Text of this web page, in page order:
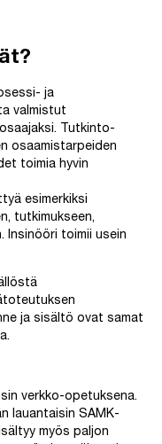
ja
valmistut
Tutkinto-
osaamistarpeiden
toimia hyvin
esimerkiksi
tutkimukseen,
Insinööri toimii usein
ja sisältö ovat samat
verkko-opetuksena.
lauantaisin SAMK-
myös paljon